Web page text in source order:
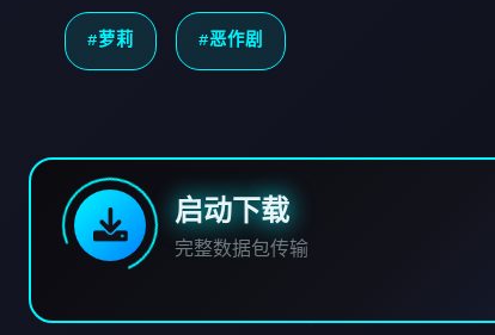
#萝莉 #恶作剧
启动下载
完整数据包传输